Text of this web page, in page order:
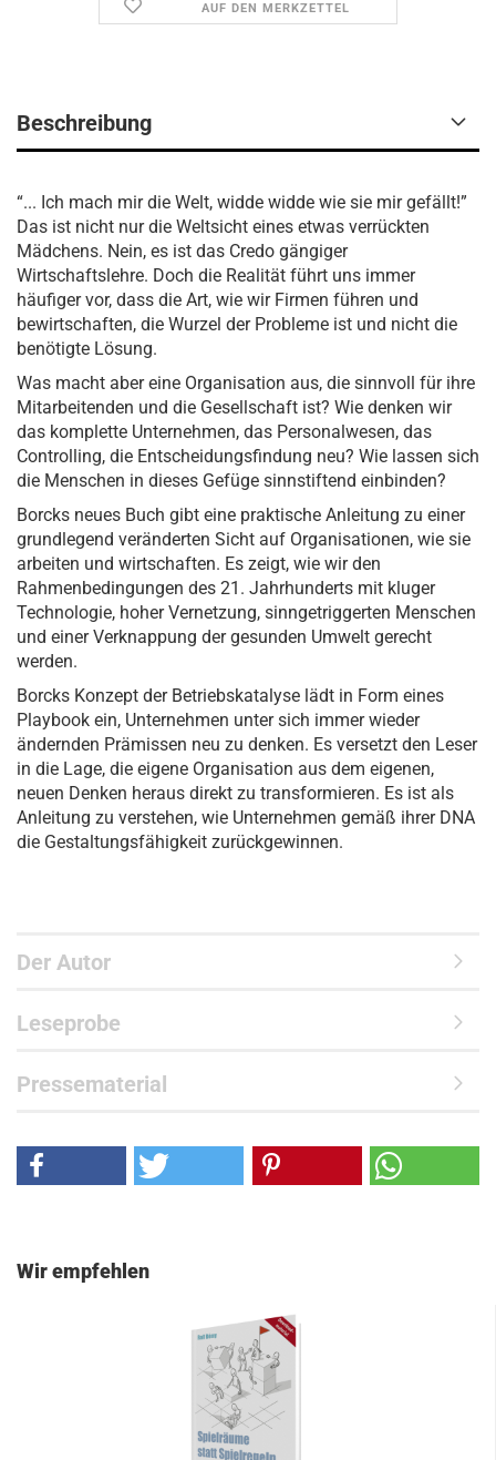
AUF DEN MERKZETTEL
Beschreibung
“... Ich mach mir die Welt, widde widde wie sie mir gefällt!”
Das ist nicht nur die Weltsicht eines etwas verrückten
Mädchens. Nein, es ist das Credo gängiger
Wirtschaftslehre. Doch die Realität führt uns immer
häufiger vor, dass die Art, wie wir Firmen führen und
bewirtschaften, die Wurzel der Probleme ist und nicht die
benötigte Lösung.
Was macht aber eine Organisation aus, die sinnvoll für ihre
Mitarbeitenden und die Gesellschaft ist? Wie denken wir
das komplette Unternehmen, das Personalwesen, das
Controlling, die Entscheidungsfindung neu? Wie lassen sich
die Menschen in dieses Gefüge sinnstiftend einbinden?
Borcks neues Buch gibt eine praktische Anleitung zu einer
grundlegend veränderten Sicht auf Organisationen, wie sie
arbeiten und wirtschaften. Es zeigt, wie wir den
Rahmenbedingungen des 21. Jahrhunderts mit kluger
Technologie, hoher Vernetzung, sinngetriggerten Menschen
und einer Verknappung der gesunden Umwelt gerecht
werden.
Borcks Konzept der Betriebskatalyse lädt in Form eines
Playbook ein, Unternehmen unter sich immer wieder
ändernden Prämissen neu zu denken. Es versetzt den Leser
in die Lage, die eigene Organisation aus dem eigenen,
neuen Denken heraus direkt zu transformieren. Es ist als
Anleitung zu verstehen, wie Unternehmen gemäß ihrer DNA
die Gestaltungsfähigkeit zurückgewinnen.
Der Autor
Leseprobe
Pressematerial
Wir empfehlen